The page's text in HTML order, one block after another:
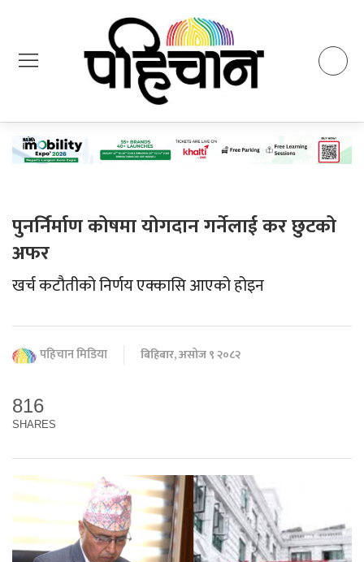
पुनर्निर्माण कोषमा योगदान गर्नेलाई कर छुटको
अफर
खर्च कटौतीको निर्णय एक्कासि आएको होइन
पहिचान मिडिया बिहिबार, असोज ९ २०८२
816
SHARES